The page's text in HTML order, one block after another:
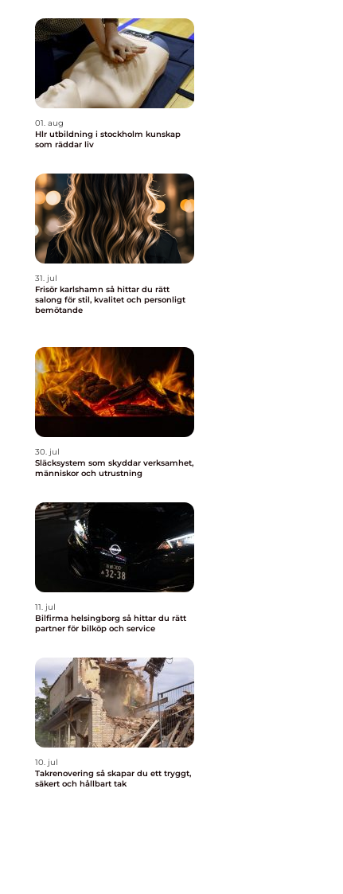
01. aug
Hlr utbildning i stockholm kunskap
som räddar liv
31. jul
Frisör karlshamn så hittar du rätt
salong för stil, kvalitet och personligt
bemötande
30. jul
Släcksystem som skyddar verksamhet,
människor och utrustning
11. jul
Bilfirma helsingborg så hittar du rätt
partner för bilköp och service
10. jul
Takrenovering så skapar du ett tryggt,
säkert och hållbart tak